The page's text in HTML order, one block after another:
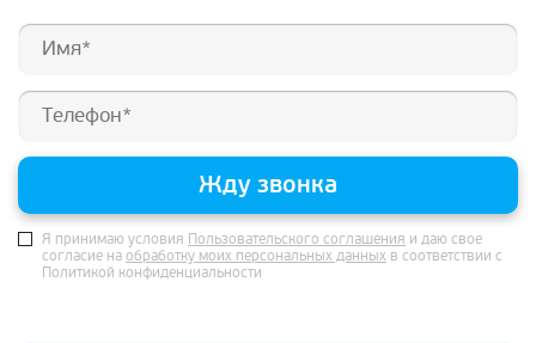
Жду звонка
Я принимаю условия Пользовательского соглашения и даю свое
согласие на обработку моих персональных данных в соответствии с
Политикой конфиденциальности